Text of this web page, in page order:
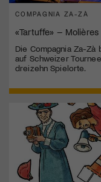
COMPAGNIA ZA-ZÀ
«Tartuffe» –
Die Compagnia Za-
auf Schweizer
dreizehn Spielorte.